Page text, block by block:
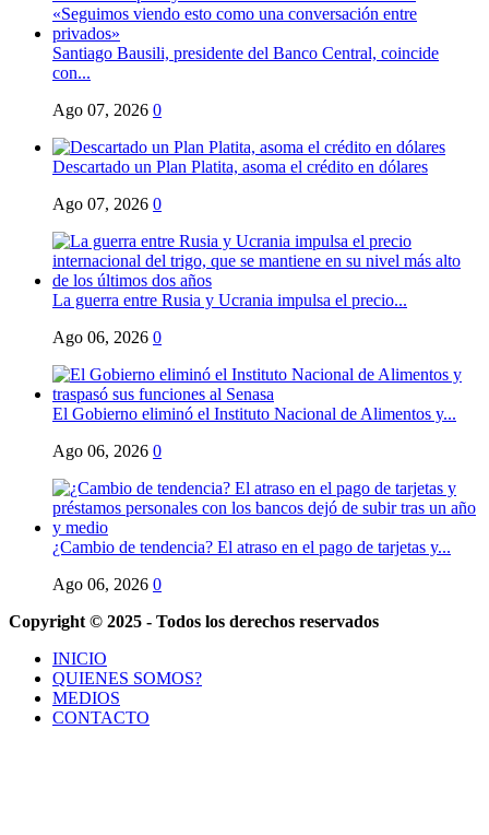
Santiago Bausili, presidente del Banco Central, coincide
con...
Ago 07, 2026 0
Descartado un Plan Platita, asoma el crédito en dólares
Ago 07, 2026 0
La guerra entre Rusia y Ucrania impulsa el precio...
Ago 06, 2026 0
El Gobierno eliminó el Instituto Nacional de Alimentos y...
Ago 06, 2026 0
¿Cambio de tendencia? El atraso en el pago de tarjetas y...
Ago 06, 2026 0
Copyright © 2025 - Todos los derechos reservados
INICIO
QUIENES SOMOS?
MEDIOS
CONTACTO